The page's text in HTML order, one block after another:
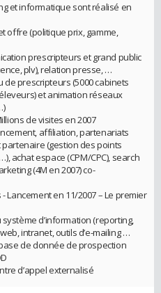
et informatique sont réalisé en
offre (politique prix, gamme,
prescripteurs et grand public
plv), relation presse, …
de prescripteurs (5000 cabinets
et animation réseaux
de visites en 2007
affiliation, partenariats
(gestion des points
achat espace (CPM/CPC), search
(4M en 2007) co-
Lancement en 11/2007 – Le premier
d’information (reporting,
intranet, outils d’e-mailing …
de donnée de prospection
d’appel externalisé